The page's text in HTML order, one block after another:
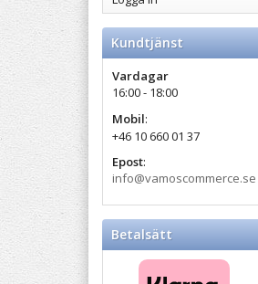
Kundtjänst
Vardagar
16:00 - 18:00
Mobil:
+46 10 660 01 37
Epost:
info@vamoscommerce.se
Betalsätt